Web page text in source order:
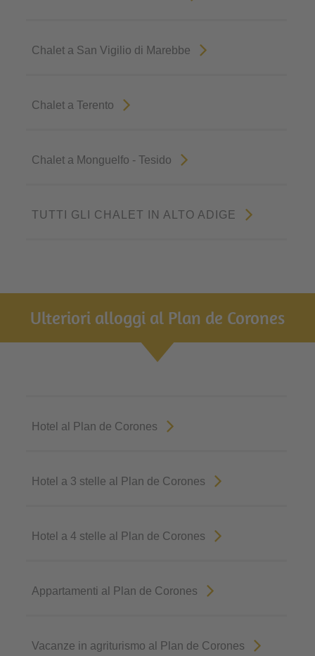
Chalet a San Vigilio di Marebbe
Chalet a Terento
Chalet a Monguelfo - Tesido
TUTTI GLI CHALET IN ALTO ADIGE
Ulteriori alloggi al Plan de Corones
Hotel al Plan de Corones
Hotel a 3 stelle al Plan de Corones
Hotel a 4 stelle al Plan de Corones
Appartamenti al Plan de Corones
Vacanze in agriturismo al Plan de Corones